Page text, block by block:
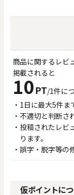
商品に関するレビ
掲載されると
10 PT/1件に
1日に最大5件ま
不適切と判断さ
投稿されたレビ
ります。
誤字・脱字等の
仮ポイントに